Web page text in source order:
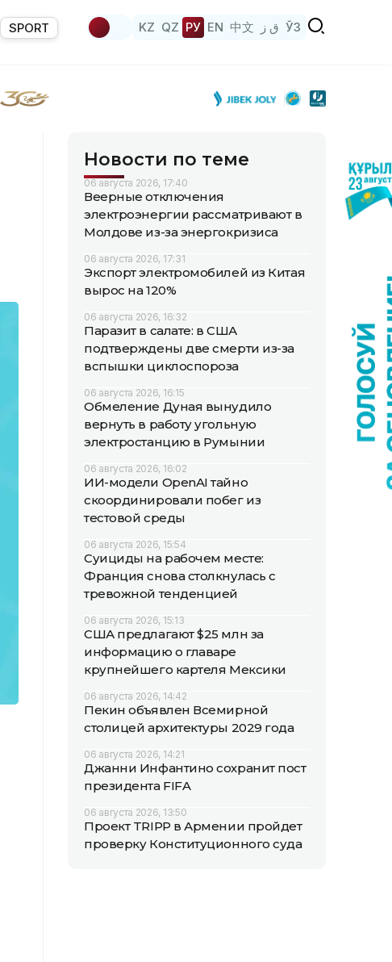
SPORT KZ QZ РУ EN 中文 ق ز ЎЗ
Новости по теме
06 августа 2026, 17:40
Веерные отключения
электроэнергии рассматривают в
Молдове из-за энергокризиса
06 августа 2026, 17:31
Экспорт электромобилей из Китая
вырос на 120%
06 августа 2026, 16:32
Паразит в салате: в США
подтверждены две смерти из-за
вспышки циклоспороза
06 августа 2026, 16:15
Обмеление Дуная вынудило
вернуть в работу угольную
электростанцию в Румынии
06 августа 2026, 16:02
ИИ-модели OpenAI тайно
скоординировали побег из
тестовой среды
06 августа 2026, 15:54
Суициды на рабочем месте:
Франция снова столкнулась с
тревожной тенденцией
06 августа 2026, 15:13
США предлагают $25 млн за
информацию о главаре
крупнейшего картеля Мексики
06 августа 2026, 14:42
Пекин объявлен Всемирной
столицей архитектуры 2029 года
06 августа 2026, 14:21
Джанни Инфантино сохранит пост
президента FIFA
06 августа 2026, 13:50
Проект TRIPP в Армении пройдет
проверку Конституционного суда